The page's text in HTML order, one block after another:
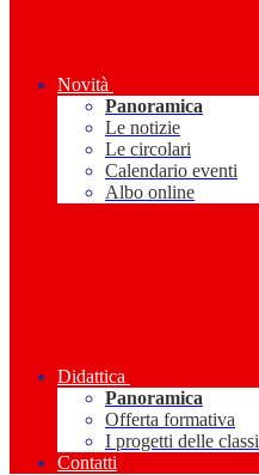
Novità
Panoramica
Le notizie
Le circolari
Calendario eventi
Albo online
Didattica
Panoramica
Offerta formativa
I progetti delle classi
Contatti